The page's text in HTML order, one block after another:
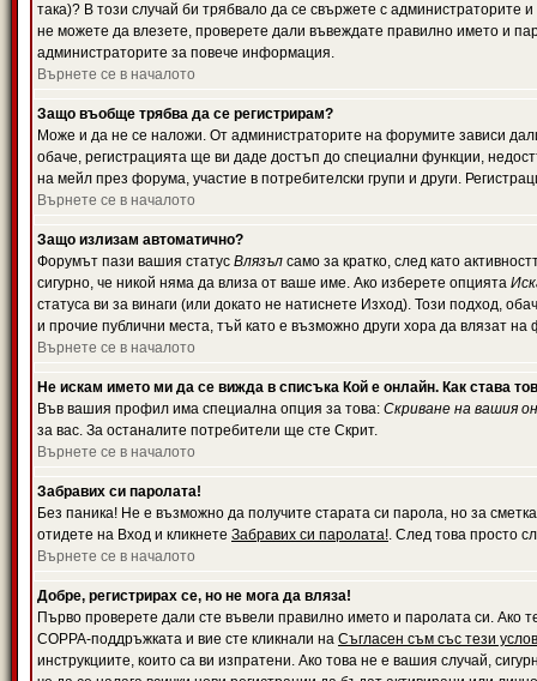
така)? В този случай би трябвало да се свържете с администраторите
не можете да влезете, проверете дали въвеждате правилно името и
администраторите за повече информация.
Върнете се в началото
Защо въобще трябва да се регистрирам?
Може и да не се наложи. От администраторите на форумите зависи
обаче, регистрацията ще ви даде достъп до специални функции,
на мейл през форума, участие в потребителски групи и други.
Върнете се в началото
Защо излизам автоматично?
Форумът пази вашия статус Влязъл само за кратко, след като
сигурно, че никой няма да влиза от ваше име. Ако изберете опцията
статуса ви за винаги (или докато не натиснете Изход). Този подход,
и прочие публични места, тъй като е възможно други хора да влязат
Върнете се в началото
Не искам името ми да се вижда в списъка Кой е онлайн. Как става
Във вашия профил има специална опция за това: Скриване на вашия
за вас. За останалите потребители ще сте Скрит.
Върнете се в началото
Забравих си паролата!
Без паника! Не е възможно да получите старата си парола, но за
отидете на Вход и кликнете Забравих си паролата!. След това просто
Върнете се в началото
Добре, регистрирах се, но не мога да вляза!
Първо проверете дали сте въвели правилно името и паролата си. Ако
COPPA-поддръжката и вие сте кликнали на Съгласен съм със тези
инструкциите, които са ви изпратени. Ако това не е вашия случай,